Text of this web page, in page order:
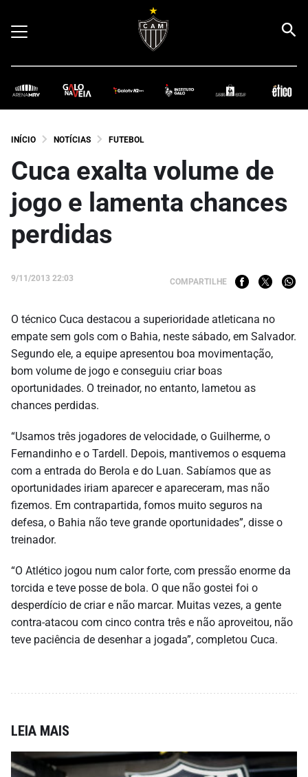
INÍCIO NOTÍCIAS FUTEBOL
Cuca exalta volume de
jogo e lamenta chances
perdidas
9/11/2013 22:03 COMPARTILHE
O técnico Cuca destacou a superioridade atleticana no
empate sem gols com o Bahia, neste sábado, em Salvador.
Segundo ele, a equipe apresentou boa movimentação,
bom volume de jogo e conseguiu criar boas
oportunidades. O treinador, no entanto, lametou as
chances perdidas.
“Usamos três jogadores de velocidade, o Guilherme, o
Fernandinho e o Tardell. Depois, mantivemos o esquema
com a entrada do Berola e do Luan. Sabíamos que as
oportunidades iriam aparecer e apareceram, mas não
fizemos. Em contrapartida, fomos muito seguros na
defesa, o Bahia não teve grande oportunidades”, disse o
treinador.
“O Atlético jogou num calor forte, com pressão enorme da
torcida e teve posse de bola. O que não gostei foi o
desperdício de criar e não marcar. Muitas vezes, a gente
contra-atacou com cinco contra três e não aproveitou, não
teve paciência de desenhar a jogada”, completou Cuca.
LEIA MAIS